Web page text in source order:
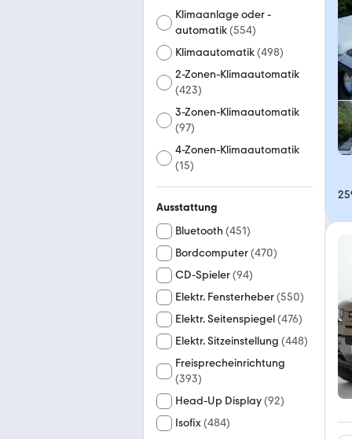
Klimaanlage oder -
automatik(554)
Klimaautomatik(498)
2-Zonen-Klimaautomatik
(423)
3-Zonen-Klimaautomatik
(97)
4-Zonen-Klimaautomatik
(15)
Ausstattung
Bluetooth (451)
Bordcomputer(470)
CD-Spieler(94)
Elektr. Fensterheber(550)
Elektr. Seitenspiegel(476)
Elektr. Sitzeinstellung (448)
Freisprecheinrichtung
(393)
Head-Up Display(92)
Isofix(484)